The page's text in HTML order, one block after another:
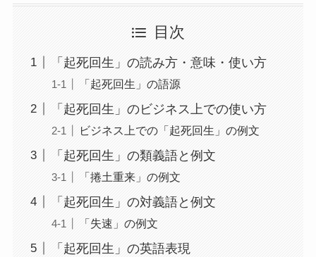
目次
「起死回生」の読み方・意味・使い方
「起死回生」の語源
「起死回生」のビジネス上での使い方
ビジネス上での「起死回生」の例文
「起死回生」の類義語と例文
「捲土重来」の例文
「起死回生」の対義語と例文
「失速」の例文
「起死回生」の英語表現